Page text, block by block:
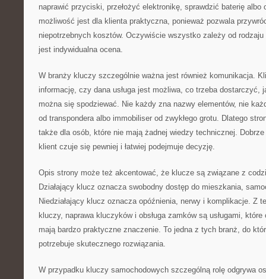
naprawić przyciski, przełożyć elektronikę, sprawdzić baterię albo
możliwość jest dla klienta praktyczna, ponieważ pozwala
niepotrzebnych kosztów. Oczywiście wszystko zależy od
jest indywidualna ocena.
W branży kluczy szczególnie ważna jest również komunikacja.
informację, czy dana usługa jest możliwa, co trzeba dostarczyć,
można się spodziewać. Nie każdy zna nazwy elementów, nie
od transpondera albo immobiliser od zwykłego grotu. Dlatego
także dla osób, które nie mają żadnej wiedzy technicznej. Dobrze
klient czuje się pewniej i łatwiej podejmuje decyzję.
Opis strony może też akcentować, że klucze są związane z
Działający klucz oznacza swobodny dostęp do mieszkania,
Niedziałający klucz oznacza opóźnienia, nerwy i komplikacje. Z
kluczy, naprawa kluczyków i obsługa zamków są usługami,
mają bardzo praktyczne znaczenie. To jedna z tych branż, do
potrzebuje skutecznego rozwiązania.
W przypadku kluczy samochodowych szczególną rolę odgrywa